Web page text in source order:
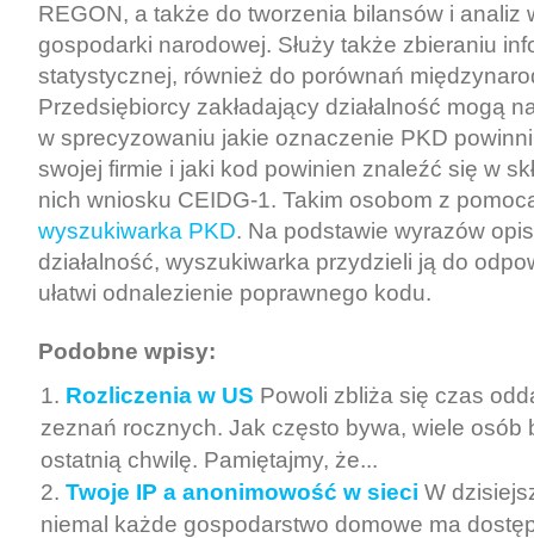
REGON, a także do tworzenia bilansów i analiz
gospodarki narodowej. Służy także zbieraniu
statystycznej, również do porównań
Przedsiębiorcy zakładający działalność mogą
w sprecyzowaniu jakie oznaczenie PKD
swojej firmie i jaki kod powinien znaleźć się w
nich wniosku CEIDG-1. Takim osobom z
wyszukiwarka PKD. Na podstawie wyrazów
działalność, wyszukiwarka przydzieli ją do
ułatwi odnalezienie poprawnego kodu.
Podobne wpisy:
Rozliczenia w US Powoli zbliża się czas
zeznań rocznych. Jak często bywa, wiele osób
ostatnią chwilę. Pamiętajmy, że...
Twoje IP a anonimowość w sieci W
niemal każde gospodarstwo domowe ma